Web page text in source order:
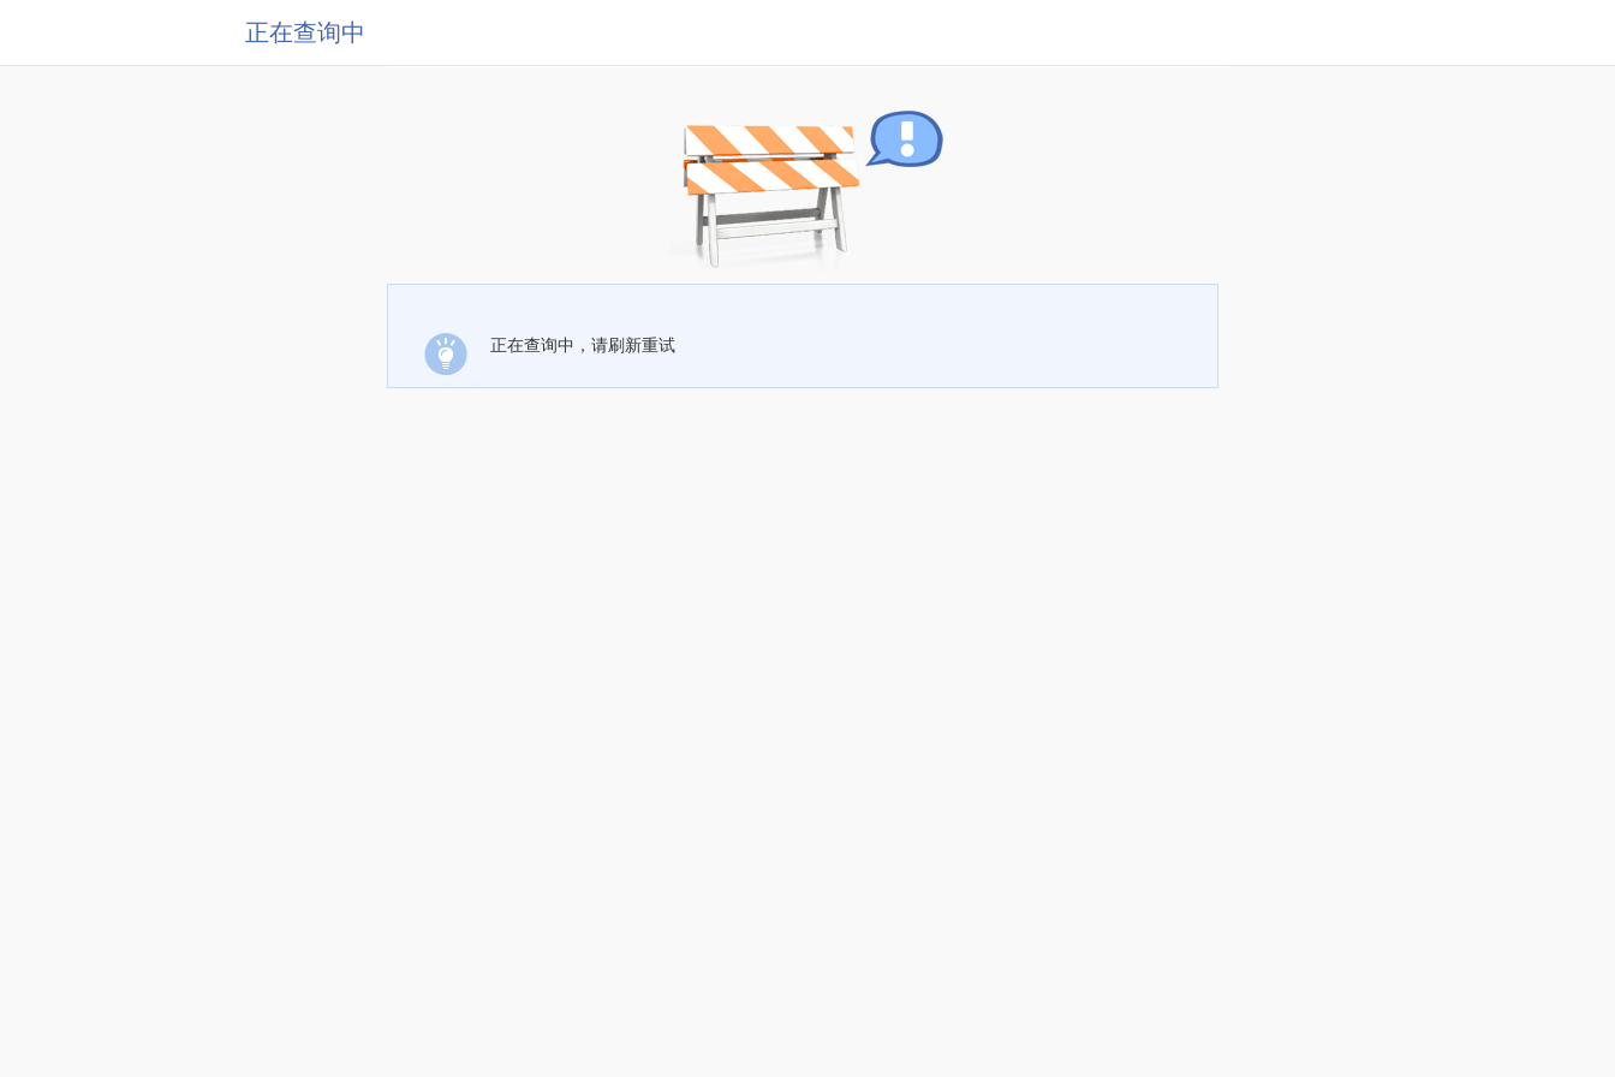
正在查询中
正在查询中，请刷新重试